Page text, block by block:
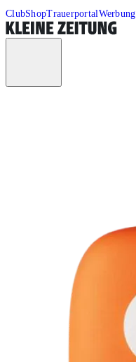
ClubShopTrauerportalWerbung